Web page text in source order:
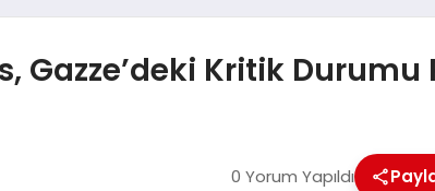
Gazze’deki Kritik Durumu
0 Yorum Yapıldı